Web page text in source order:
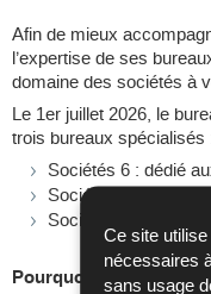
Ce site
nécessaires
sans usage
Afin de mieux
l’expertise de ses
domaine des sociétés à
Le 1er juillet 2026, le
trois bureaux spécialisés
Sociétés 6 : dédié
Sociétés 7 : pour les
Sociétés 8 : pour les
Pourquoi ce